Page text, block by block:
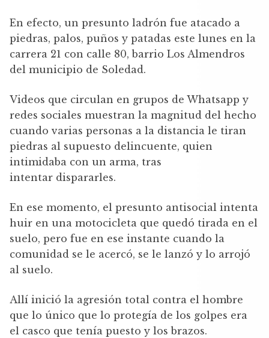
En efecto, un presunto ladrón fue atacado a
piedras, palos, puños y patadas este lunes en la
carrera 21 con calle 80, barrio Los Almendros
del municipio de Soledad.
Videos que circulan en grupos de Whatsapp y
redes sociales muestran la magnitud del hecho
cuando varias personas a la distancia le tiran
piedras al supuesto delincuente, quien
intimidaba con un arma, tras
intentar dispararles.
En ese momento, el presunto antisocial intenta
huir en una motocicleta que quedó tirada en el
suelo, pero fue en ese instante cuando la
comunidad se le acercó, se le lanzó y lo arrojó
al suelo.
Allí inició la agresión total contra el hombre
que lo único que lo protegía de los golpes era
el casco que tenía puesto y los brazos.